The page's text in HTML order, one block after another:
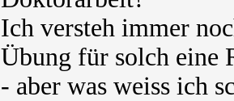
Ich versteh immer
Übung für solch eine
- aber was weiss ich